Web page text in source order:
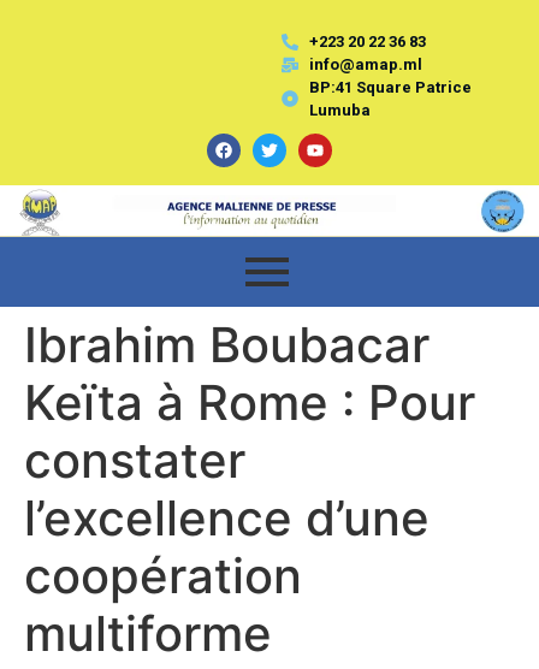
+223 20 22 36 83
info@amap.ml
BP:41 Square Patrice
Lumuba
Ibrahim Boubacar
Keïta à Rome : Pour
constater
l’excellence d’une
coopération
multiforme